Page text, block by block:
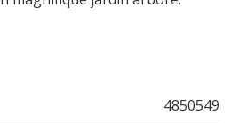
4850549